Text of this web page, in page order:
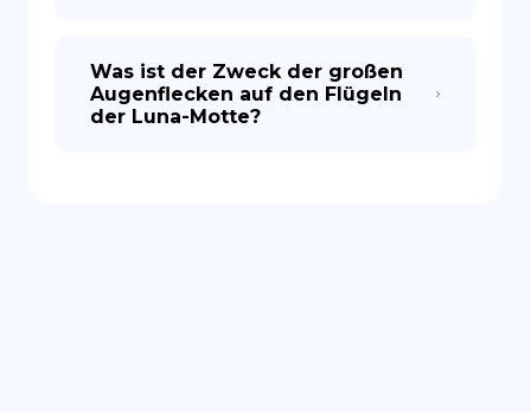
Was ist der Zweck der großen
Augenflecken auf den Flügeln
der Luna-Motte?